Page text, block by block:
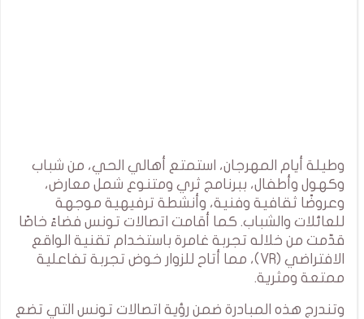
وطيلة أيام المهرجان، استمتع أهالي الحي، من شباب
وكهول وأطفال، ببرنامج ثري ومتنوع شمل معارض،
وعروضًا ثقافية وفنية، وأنشطة ترفيهية موجهة
للعائلات والشباب. كما أقامت اتصالات تونس فضاءً خاصًا
قدّمت من خلاله تجربة غامرة باستخدام تقنية الواقع
الافتراضي (VR)، مما أتاح للزوار خوض تجربة تفاعلية
ممتعة ومثرية.
وتندرج هذه المبادرة ضمن رؤية اتصالات تونس التي تضع